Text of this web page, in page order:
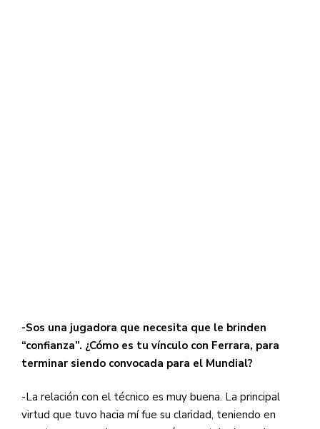
-Sos una jugadora que necesita que le brinden
“confianza”. ¿Cómo es tu vínculo con Ferrara, para
terminar siendo convocada para el Mundial?
-La relación con el técnico es muy buena. La principal
virtud que tuvo hacia mí fue su claridad, teniendo en